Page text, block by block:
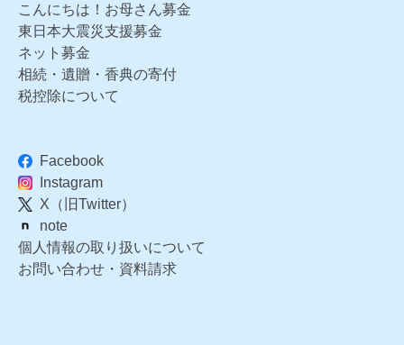
こんにちは！お母さん募金
東日本大震災支援募金
ネット募金
相続・遺贈・香典の寄付
税控除について
Facebook
Instagram
X（旧Twitter）
note
個人情報の取り扱いについて
お問い合わせ・資料請求